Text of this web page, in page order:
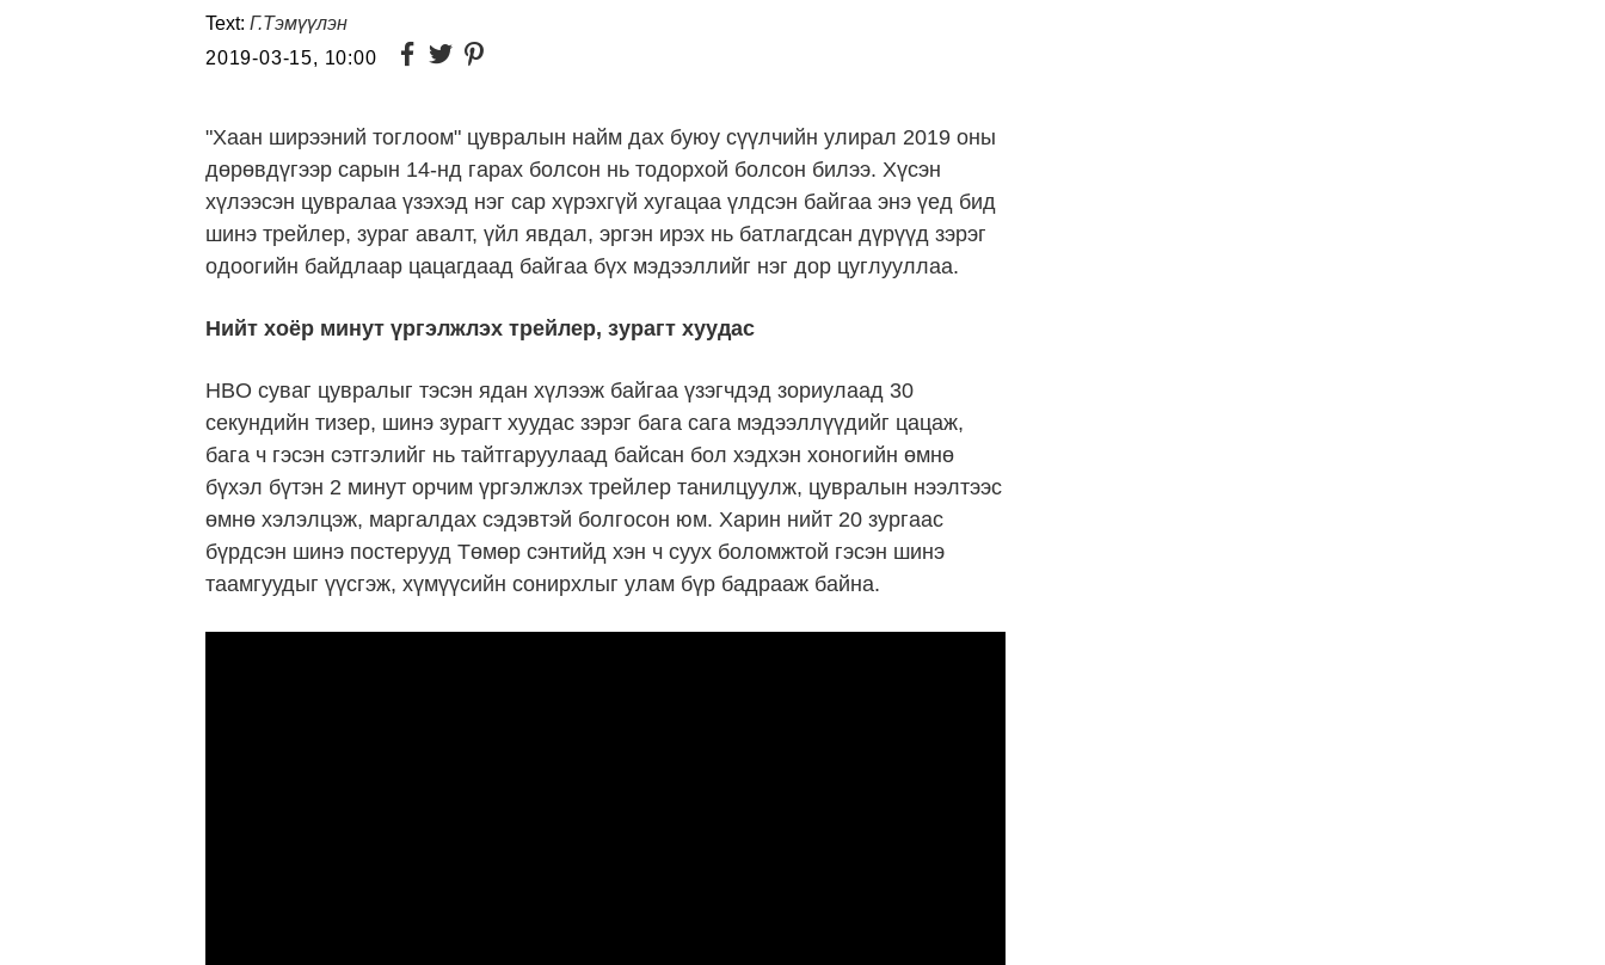
Text: Г.Тэмүүлэн
2019-03-15, 10:00
"Хаан ширээний тоглоом" цувралын найм дах буюу сүүлчийн улирал 2019 оны
дөрөвдүгээр сарын 14-нд гарах болсон нь тодорхой болсон билээ. Хүсэн
хүлээсэн цувралаа үзэхэд нэг сар хүрэхгүй хугацаа үлдсэн байгаа энэ үед бид
шинэ трейлер, зураг авалт, үйл явдал, эргэн ирэх нь батлагдсан дүрүүд зэрэг
одоогийн байдлаар цацагдаад байгаа бүх мэдээллийг нэг дор цуглууллаа.
Нийт хоёр минут үргэлжлэх трейлер, зурагт хуудас
HBO суваг цувралыг тэсэн ядан хүлээж байгаа үзэгчдэд зориулаад 30
секундийн тизер, шинэ зурагт хуудас зэрэг бага сага мэдээллүүдийг цацаж,
бага ч гэсэн сэтгэлийг нь тайтгаруулаад байсан бол хэдхэн хоногийн өмнө
бүхэл бүтэн 2 минут орчим үргэлжлэх трейлер танилцуулж, цувралын нээлтээс
өмнө хэлэлцэж, маргалдах сэдэвтэй болгосон юм. Харин нийт 20 зургаас
бүрдсэн шинэ постерууд Төмөр сэнтийд хэн ч суух боломжтой гэсэн шинэ
таамгуудыг үүсгэж, хүмүүсийн сонирхлыг улам бүр бадрааж байна.